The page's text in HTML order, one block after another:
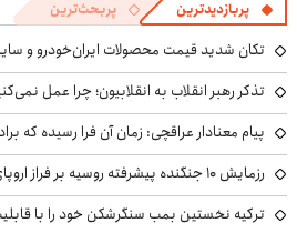
پربازدیدترین پربحث‌ترین
تکان شدید قیمت محصولات ایران‌خودرو و سایپا امروز
تذکر رهبر انقلاب به انقلابیون؛ چرا عمل
پیام معنادار عراقچی: زمان آن فرا رسیده که
رزمایش ۱۰ جنگنده پیشرفته روسیه بر فراز اروپای مرکزی با مهمات واقعی
ترکیه نخستین بمب سنگرشکن خود را با